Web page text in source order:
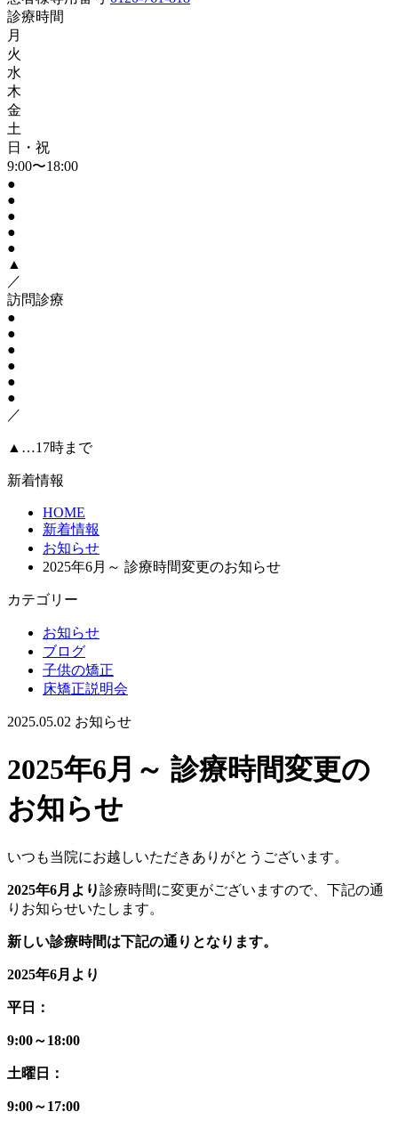
診療時間
月
火
水
木
金
土
日・祝
9:00〜18:00
●
●
●
●
●
▲
／
訪問診療
●
●
●
●
●
●
／
▲…17時まで
新着情報
HOME
新着情報
お知らせ
2025年6月～ 診療時間変更のお知らせ
カテゴリー
お知らせ
ブログ
子供の矯正
床矯正説明会
2025.05.02 お知らせ
2025年6月～ 診療時間変更の
お知らせ
いつも当院にお越しいただきありがとうございます。
2025年6月より診療時間に変更がございますので、下記の通
りお知らせいたします。
新しい診療時間は下記の通りとなります。
2025年6月より
平日：
9:00～18:00
土曜日：
9:00～17:00